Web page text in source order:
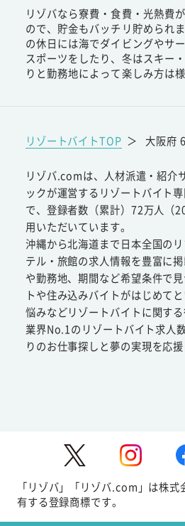
リゾバなら寮費・食費・光熱費
ので、貯金もバッチリ貯められ
の休日には海でダイビングやサ
スポーツをしたり、冬はスキー
りと勤務地によって楽しみ方は
リゾートバイトTOP ＞ 大阪府
リゾバ.comは、人材派遣・紹介
ックが運営するリゾートバイト
で、登録者数（累計）72万人（
用いただいています。
沖縄から北海道まで日本全国の
テル・旅館の求人情報を豊富に
や勤務地、期間など希望条件で
トや住み込みバイトがはじめて
悩みなどリゾートバイトに関す
業界No.1のリゾートバイト求人
りのお仕事探しと夢の実現を応援
「リゾバ」「リゾバ.com」は株
有する登録商標です。